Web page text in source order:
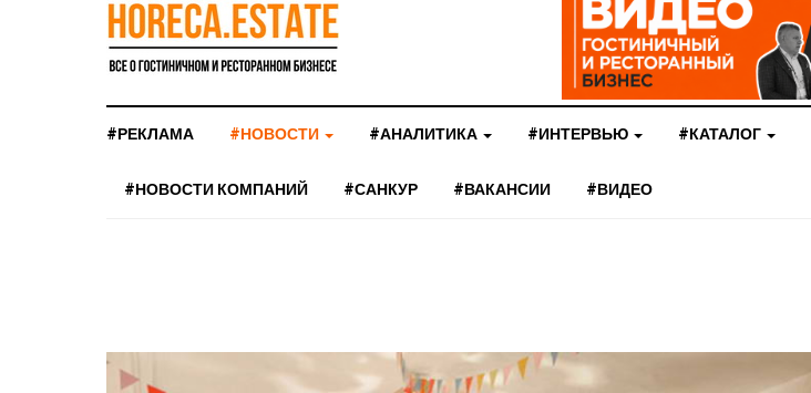
#РЕКЛАМА #НОВОСТИ #АНАЛИТИКА #ИНТЕРВЬЮ #КАТАЛОГ
#НОВОСТИ КОМПАНИЙ #САНКУР #ВАКАНСИИ #ВИДЕО